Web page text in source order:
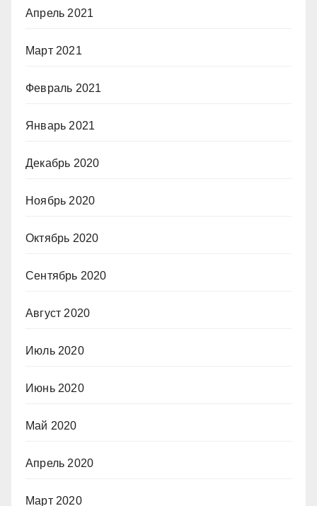
Апрель 2021
Март 2021
Февраль 2021
Январь 2021
Декабрь 2020
Ноябрь 2020
Октябрь 2020
Сентябрь 2020
Август 2020
Июль 2020
Июнь 2020
Май 2020
Апрель 2020
Март 2020